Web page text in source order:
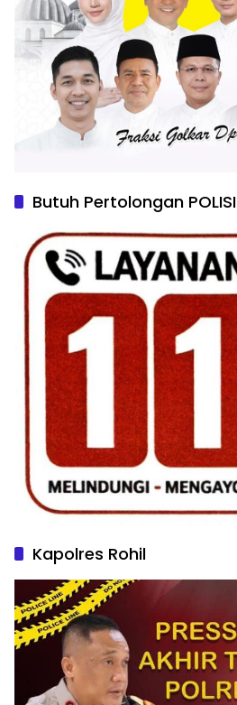
Butuh Pertolongan POLISI
Kapolres Rohil